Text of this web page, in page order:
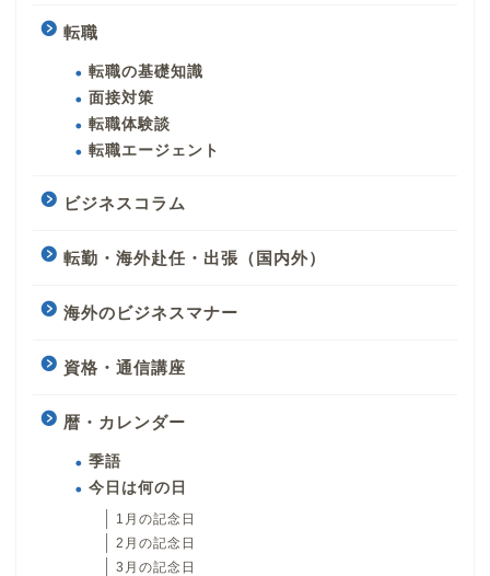
転職
転職の基礎知識
面接対策
転職体験談
転職エージェント
ビジネスコラム
転勤・海外赴任・出張（国内外）
海外のビジネスマナー
資格・通信講座
暦・カレンダー
季語
今日は何の日
1月の記念日
2月の記念日
3月の記念日